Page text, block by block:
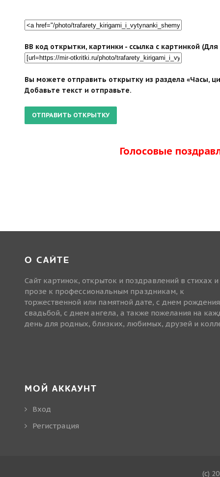
BB код открытки, картинки - ссылка с картинкой
Вы можете отправить открытку из раздела «Часы,
Добавьте текст и отправьте.
Голосовые
О САЙТЕ
Сайт картинок, открыток и поздравлений в стихах и
прозе к профессиональным праздникам, к
торжественной или памятной дате, с днем
свадьбой, с днем ангела, а также пожелания на
день для родных, близких, любимых, друзей и
МОЙ АККАУНТ
Вход
Регистрация
(c)